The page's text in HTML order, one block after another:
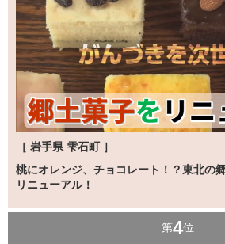
［ 岩手県 雫石町 ］
桃にオレンジ、チョコレート！？東北の
リニューアル！
第4位